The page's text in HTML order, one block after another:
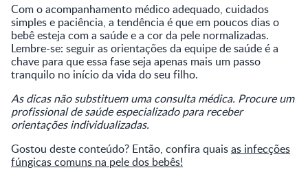
Com o acompanhamento médico adequado, cuidados
simples e paciência, a tendência é que em poucos dias o
bebê esteja com a saúde e a cor da pele normalizadas.
Lembre-se: seguir as orientações da equipe de saúde é a
chave para que essa fase seja apenas mais um passo
tranquilo no início da vida do seu filho.
As dicas não substituem uma consulta médica. Procure um
profissional de saúde especializado para receber
orientações individualizadas.
Gostou deste conteúdo? Então, confira quaisas infecções
fúngicas comuns na pele dos bebês!